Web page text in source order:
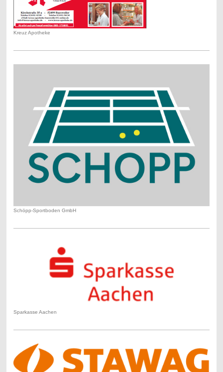
Kreuz Apotheke
Schöpp-Sportboden GmbH
Sparkasse Aachen